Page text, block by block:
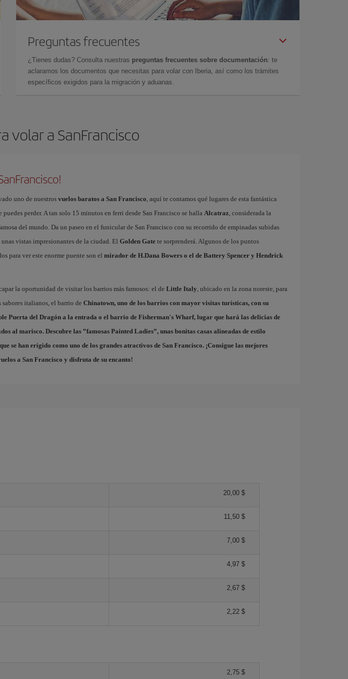
Preguntas frecuentes
¿Tienes dudas? Consulta nuestras preguntas frecuentes sobre documentación: te
aclaramos los documentos que necesitas para volar con Iberia, así como los trámites
específicos exigidos para la migración y aduanas.
volar a SanFrancisco
uno de nuestros vuelos baratos a San Francisco, aquí te contamos qué lugares de esta fantástica
puedes perder. A tan solo 15 minutos en ferri desde San Francisco se halla Alcatraz, considerada la
del mundo. Da un paseo en el funicular de San Francisco con su recorrido de empinadas subidas
vistas impresionantes de la ciudad. El Golden Gatete sorprenderá. Algunos de los puntos
para ver este enorme puente son el mirador de H.Dana Bowers o el de Battery Spencer y Hendrick
la oportunidad de visitar los barrios más famosos: el de Little Italy, ubicado en la zona noreste, para
sabores italianos, el barrio de Chinatown, uno de los barrios con mayor visitas turísticas, con su
Puerta del Dragón a la entrada o el barrio de Fisherman's Wharf, lugar que hará las delicias de
al marisco. Descubre las ”famosas Painted Ladies”, unas bonitas casas alineadas de estilo
se han erigido como uno de los grandes atractivos de San Francisco. ¡Consigue las mejores
a San Francisco y disfruta de su encanto!
20,00 $
11,50 $
7,00 $
4,97 $
2,67 $
2,22 $
2,75 $